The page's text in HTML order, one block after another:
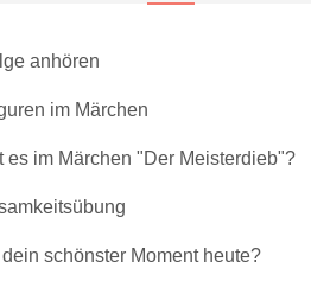
anhören
im Märchen
es im Märchen "Der Meisterdieb"?
schönster Moment heute?